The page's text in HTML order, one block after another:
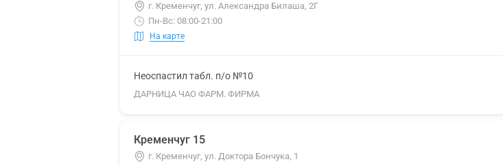
г. Кременчуг, ул. Александра Билаша, 2Г
Пн-Вс: 08:00-21:00
На карте
Неоспастил табл. п/о №10
ДАРНИЦА ЧАО ФАРМ. ФИРМА
Кременчуг 15
г. Кременчуг, ул. Доктора Бончука, 1